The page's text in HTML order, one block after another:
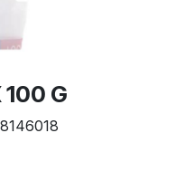
100 G